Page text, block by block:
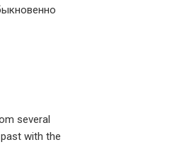
several
with the